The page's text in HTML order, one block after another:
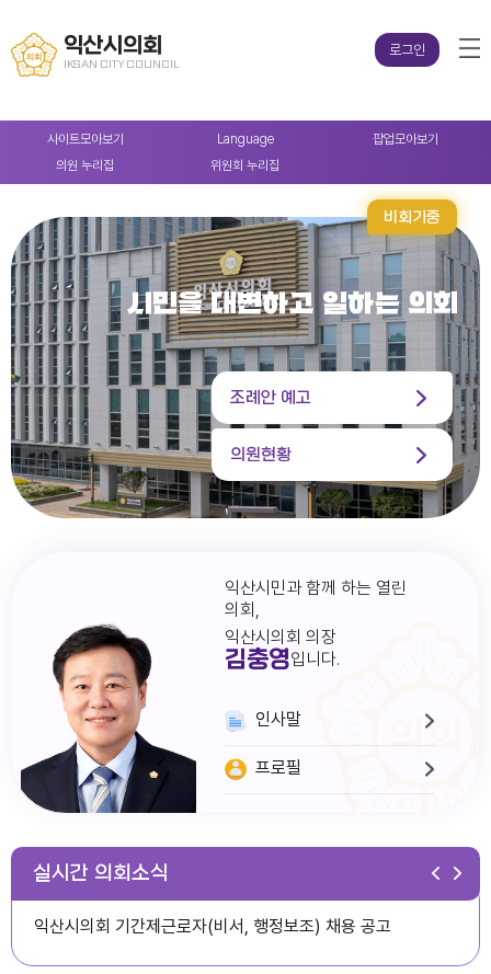
익산시의회
IKSAN CITY COUNCIL
로그인
사이트모아보기 Language 팝업모아보기
의원 누리집 위원회 누리집
비회기중
시민을 대변하고 일하는 의회
조례안 예고
의원현황
익산시민과 함께 하는 열린
의회,
익산시의회 의장
김충영입니다.
인사말
프로필
실시간 의회소식
다다익산(2026.1월호) 의회편
익산시의회 기간제근로자(비서, 행정보조) 채용 공고